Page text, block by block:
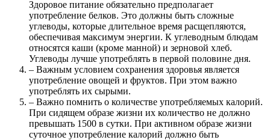
Здоровое питание обязательно предполагает
употребление белков. Это должны быть сложные
углеводы, которые длительное время расщепляются,
обеспечивая максимум энергии. К углеводным блюдам
относятся каши (кроме манной) и зерновой хлеб.
Углеводы лучше употреблять в первой половине дня.
– Важным условием сохранения здоровья является
употребление овощей и фруктов. При этом важно
употреблять их сырыми.
– Важно помнить о количестве употребляемых калорий.
При сидящем образе жизни их количество не должно
превышать 1500 в сутки. При активном образе жизни
суточное употребление калорий должно быть